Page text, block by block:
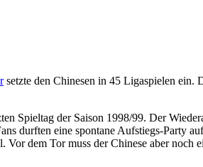
setzte den Chinesen in 45 Ligaspielen ein.
Spieltag der Saison 1998/99. Der
durften eine spontane Aufstiegs-Party
dem Tor muss der Chinese aber noch